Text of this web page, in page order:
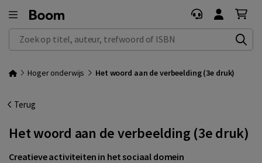
Zoek op titel, auteur, trefwoord of ISBN
Hoger onderwijs Het woord aan de verbeelding (3e druk)
Terug
Het woord aan de verbeelding (3e druk)
Creatieve activiteiten in het sociaal domein